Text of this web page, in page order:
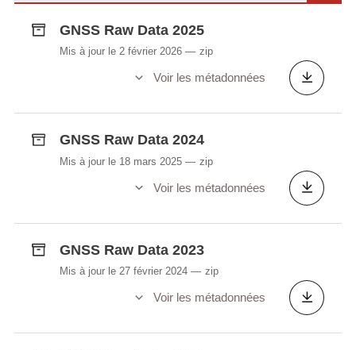
GNSS Raw Data 2025
Mis à jour le 2 février 2026 zip
Voir les métadonnées
GNSS Raw Data 2024
Mis à jour le 18 mars 2025 zip
Voir les métadonnées
GNSS Raw Data 2023
Mis à jour le 27 février 2024 zip
Voir les métadonnées